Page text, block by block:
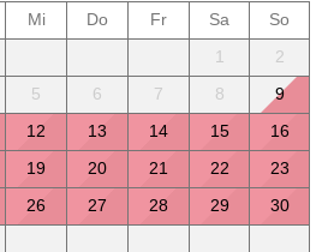
Mi Do Fr Sa
So
1
2
5 6 7 8
9
12 13 14 15
16
19 20 21 22
23
26 27 28 29
30